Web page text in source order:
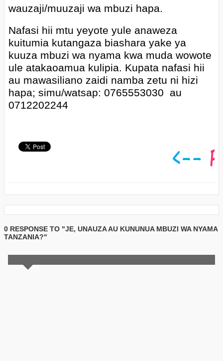
wauzaji/muuzaji wa mbuzi hapa.
Nafasi hii mtu yeyote yule anaweza
kuitumia kutangaza biashara yake ya
kuuza mbuzi wa nyama kwa muda wowote
ule atakaoamua kulipia. Kupata nafasi hii
au mawasiliano zaidi namba zetu ni hizi
hapa; simu/watsap: 0765553030 au
0712202244
0 RESPONSE TO "JE, UNAUZA AU KUNUNUA MBUZI WA NYAMA
TANZANIA?"